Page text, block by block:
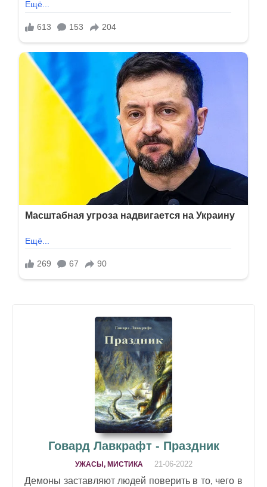
Говард Лавкрафт - Праздник
УЖАСЫ, МИСТИКА 21-06-2022
Демоны заставляют людей поверить в то, чего в